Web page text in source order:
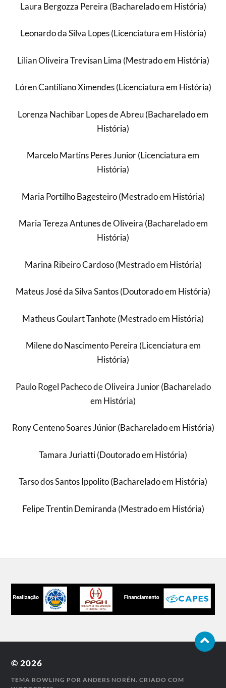
Laura Bergozza Pereira (Bacharelado em História)
Leonardo da Silva Lopes (Licenciatura em História)
Lilian Oliveira Trevisan Lima (Mestrado em História)
Lóren Cantiliano Ximendes (Licenciatura em História)
Lorenza Nachibar Lopes de Abreu (Bacharelado em
História)
Marcelo Martins Peres Junior (Licenciatura em
História)
Maria Portilho Bagesteiro (Mestrado em História)
Maria Tereza Antunes de Oliveira (Bacharelado em
História)
Marina Ribeiro Cardoso (Mestrado em História)
Mateus José da Silva Santos (Doutorado em História)
Matheus Goulart Tanhote (Mestrado em História)
Milene do Nascimento Pereira (Licenciatura em
História)
Paulo Rogel Pacheco de Oliveira Junior (Bacharelado
em História)
Rony Centeno Soares Júnior (Bacharelado em História)
Tamara Juriatti (Doutorado em História)
Tarso dos Santos Ippolito (Bacharelado em História)
Felipe Trentin Demiranda (Mestrado em História)
© 2026
TEMA ROWLING PORANDERS NORÉN. CRIADO COM